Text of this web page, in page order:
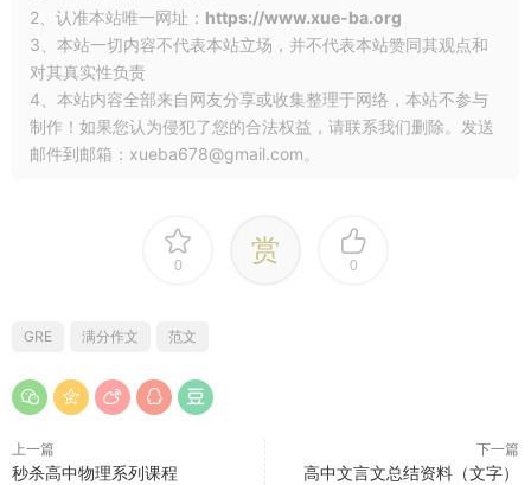
2、认准本站唯一网址： https://www.xue-ba.org
3、本站一切内容不代表本站立场，并不代表本站赞同其观点和
对其真实性负责
4、本站内容全部来自网友分享或收集整理于网络，本站不参与
制作！如果您认为侵犯了您的合法权益，请联系我们删除。发送
邮件到邮箱：xueba678@gmail.com。
0 赏 0
GRE 满分作文 范文
上一篇
秒杀高中物理系列课程
下一篇
高中文言文总结资料（文字）